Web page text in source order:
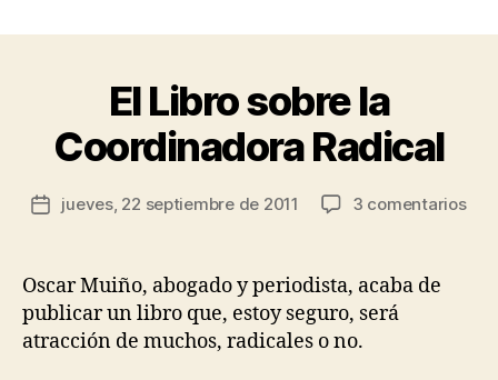
CategoríasEl Libro sobre la
Coordinadora Radical
Autor
o
J
e
ú
R
rí
u
e
Fecha
entrada
jueves, 22 septiembre de 2011 3 comentariosen
Oscar Muiño, abogado y periodista, acaba de
publicar un libro que, estoy seguro, será
atracción de muchos, radicales o no.